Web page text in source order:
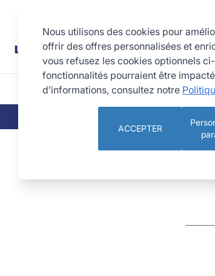
CUISINE
Recette madeleines moelleuses à
Recette
Nous utilisons des cookies pour
offrir des offres personnalisées et
vous refusez les cookies optionnels
fonctionnalités pourraient être
d’informations, consultez notre
ACCEPTER